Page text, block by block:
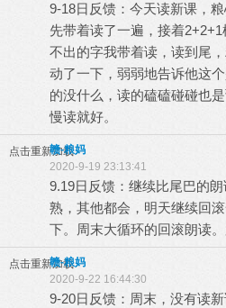
9-18日反馈：今天读新课，
先带着读了一遍，接着
不出的字我带着读，读到尾
动了一下，弱弱地告诉他这
的没什么，读的磕磕碰碰也
慢读就好。
点击重新加载
赣-粮妈
2020-9-19 23:13:41
9.19日反馈：继续比尾巴的
熟，其他都会，明天继续回
下。周末大循环的回滚朗读
点击重新加载
赣-粮妈
2020-9-22 16:44:30
9-20日反馈：周末，没有读